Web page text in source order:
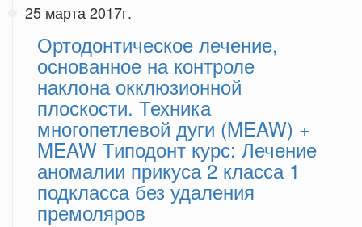
25 марта 2017г.
Ортодонтическое лечение,
основанное на контроле
наклона окклюзионной
плоскости. Техника
многопетлевой дуги (MEAW) +
MEAW Типодонт курс: Лечение
аномалии прикуса 2 класса 1
подкласса без удаления
премоляров